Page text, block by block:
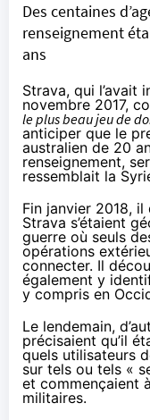
Des centaines
renseignement
ans
Strava, qui l’avait
novembre 2017,
le plus beau jeu de
anticiper que le
australien de 20
renseignement,
ressemblait la
Fin janvier 2018,
Strava s’étaient
guerre où seuls
opérations
connecter. Il
également y
y compris en
Le lendemain,
précisaient qu’il
quels utilisateurs
sur tels ou tels «
et commençaient
militaires.